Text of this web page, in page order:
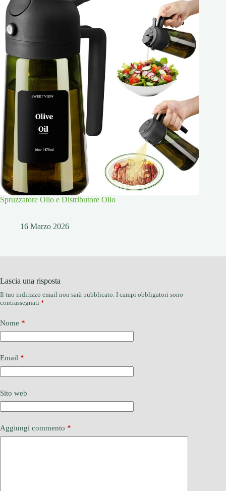
Spruzzatore Olio e Distributore Olio
16 Marzo 2026
Lascia una risposta
Il tuo indirizzo email non sarà pubblicato. I campi obbligatori sono
contrassegnati *
Nome *
Email *
Sito web
Aggiungi commento *